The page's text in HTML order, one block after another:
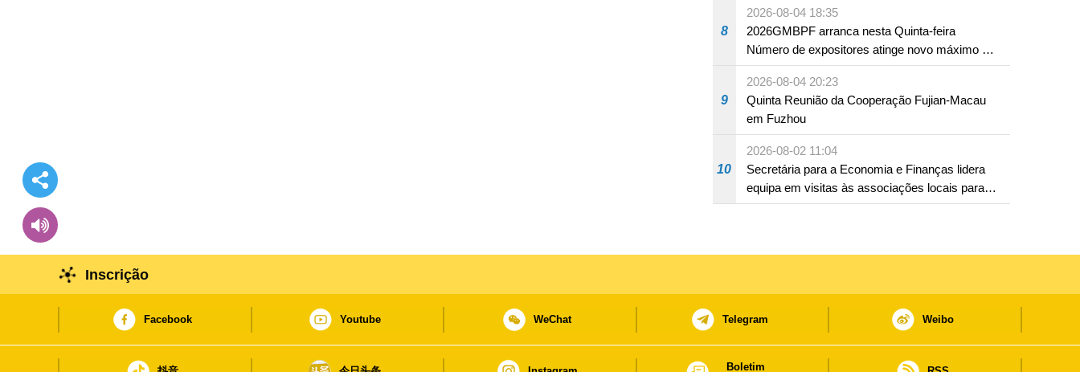
8
2026-08-04 18:35
2026GMBPF arranca nesta Quinta-feira
Número de expositores atinge novo máximo em
18 anos
9
2026-08-04 20:23
Quinta Reunião da Cooperação Fujian-Macau
em Fuzhou
10
2026-08-02 11:04
Secretária para a Economia e Finanças lidera
equipa em visitas às associações locais para
consolidar consensos e promover os trabalhos
Inscrição
Facebook Youtube WeChat Telegram Weibo
Boletim